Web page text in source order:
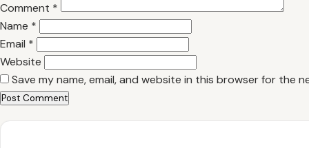
Comment *
Name *
Email *
Website
Save my name, email, and website in this browser for the